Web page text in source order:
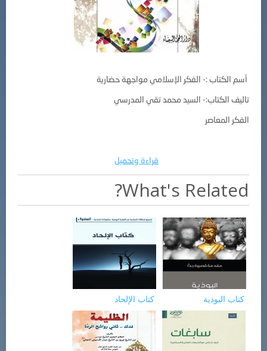
أسم الكتاب :- الفكر الإسلامي مواجهة حضارية
تاليف الكتاب:- السيد محمد تقي المدرسي
الفكر المعاصر
قراءة وتحميل
What's Related?
كتاب البوذية كتاب الإلحاد